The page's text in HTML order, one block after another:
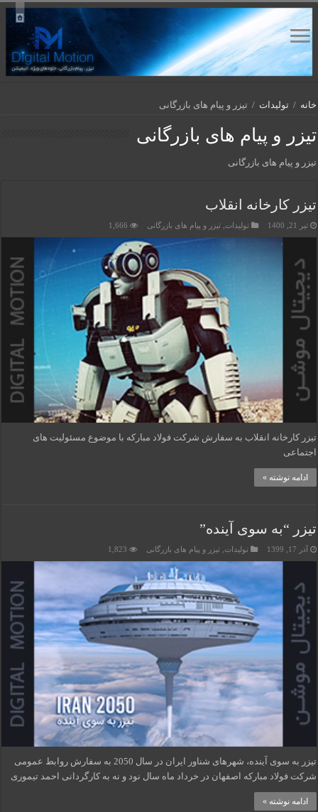
خانه / تولیدات / تیزر و پیام های بازرگانی
تیزر و پیام های بازرگانی
تیزر و پیام های بازرگانی
تیزر کارخانه انقلاب
تیر 21, 1400 تولیدات ,تیزر و پیام های بازرگانی 1,666
تیزر کارخانه انقلاب به سفارش شرکت فولاد مبارکه با موضوع مسئولیت های
اجتماعی
ادامه نوشته »
تیزر “به سوی آینده”
آذر 17, 1399 تولیدات ,تیزر و پیام های بازرگانی 1,823
تیزر به سوی آینده، شهرهای شناور ایران در سال 2050 به سفارش روابط عمومی
شرکت فولاد مبارکه اصفهان در خرداد ماه سال نود و نه به کارگردانی احمد تیموری
ادامه نوشته »